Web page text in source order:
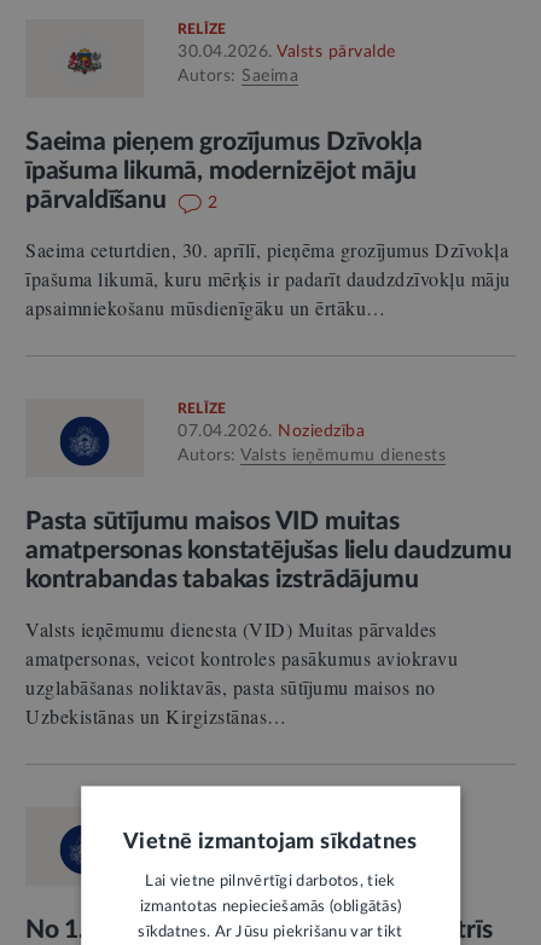
RELĪZE
30.04.2026. Valsts pārvalde
Autors: Saeima
Saeima pieņem grozījumus Dzīvokļa
īpašuma likumā, modernizējot māju
pārvaldīšanu
2
Saeima ceturtdien, 30. aprīlī, pieņēma grozījumus Dzīvokļa
īpašuma likumā, kuru mērķis ir padarīt daudzdzīvokļu māju
apsaimniekošanu mūsdienīgāku un ērtāku…
RELĪZE
07.04.2026. Noziedzība
Autors: Valsts ieņēmumu dienests
Pasta sūtījumu maisos VID muitas
amatpersonas konstatējušas lielu daudzumu
kontrabandas tabakas izstrādājumu
Valsts ieņēmumu dienesta (VID) Muitas pārvaldes
amatpersonas, veicot kontroles pasākumus aviokravu
uzglabāšanas noliktavās, pasta sūtījumu maisos no
Uzbekistānas un Kirgizstānas…
20.05.2026.Nodokļi
No 1. jūlija tiks ieviests muitas nodoklis trīs
Vietnē izmantojam sīkdatnes
Lai vietne pilnvērtīgi darbotos, tiek
izmantotas nepieciešamās (obligātās)
sīkdatnes. Ar Jūsu piekrišanu var tikt